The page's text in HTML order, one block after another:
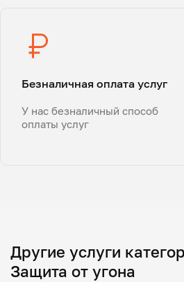
Безналичная оплата услуг
У нас безналичный способ
оплаты услуг
Другие услуги
Защита от угона